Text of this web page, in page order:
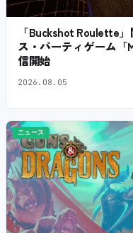
「Buckshot Roulette
ス・パーティゲーム「
信開始
2026.08.05
ニュース